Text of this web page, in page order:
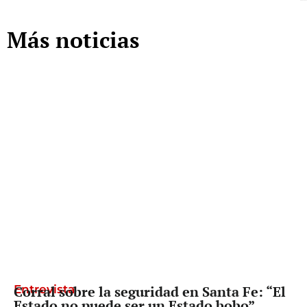
Más noticias
Entrevista
Corral sobre la seguridad en Santa Fe: “El